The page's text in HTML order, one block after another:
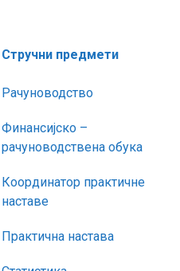
Стручни предмети
Рачуноводство
Финансијско –
рачуноводствена обука
Координатор практичне
наставе
Практична настава